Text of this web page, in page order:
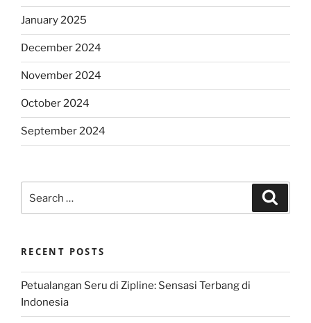
January 2025
December 2024
November 2024
October 2024
September 2024
for:
RECENT POSTS
Petualangan Seru di Zipline: Sensasi Terbang di
Indonesia